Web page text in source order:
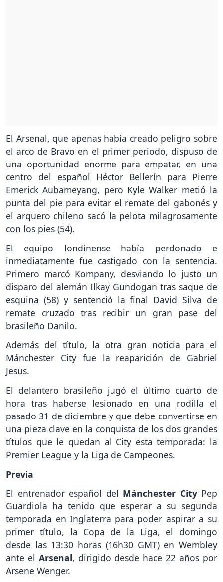
El Arsenal, que apenas había creado peligro sobre
el arco de Bravo en el primer periodo, dispuso de
una oportunidad enorme para empatar, en una
centro del español Héctor Bellerín para Pierre
Emerick Aubameyang, pero Kyle Walker metió la
punta del pie para evitar el remate del gabonés y
el arquero chileno sacó la pelota milagrosamente
con los pies (54).
El equipo londinense había perdonado e
inmediatamente fue castigado con la sentencia.
Primero marcó Kompany, desviando lo justo un
disparo del alemán Ilkay Gündogan tras saque de
esquina (58) y sentenció la final David Silva de
remate cruzado tras recibir un gran pase del
brasileño Danilo.
Además del título, la otra gran noticia para el
Mánchester City fue la reaparición de Gabriel
Jesus.
El delantero brasileño jugó el último cuarto de
hora tras haberse lesionado en una rodilla el
pasado 31 de diciembre y que debe convertirse en
una pieza clave en la conquista de los dos grandes
títulos que le quedan al City esta temporada: la
Premier League y la Liga de Campeones.
Previa
El entrenador español del Mánchester CityPep
Guardiola ha tenido que esperar a su segunda
temporada en Inglaterra para poder aspirar a su
primer título, la Copa de la Liga, el domingo
desde las 13:30 horas (16h30 GMT) en Wembley
ante el Arsenal, dirigido desde hace 22 años por
Arsene Wenger.